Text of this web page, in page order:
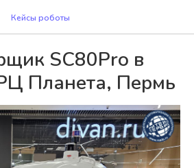
Кейсы роботы
SC80Pro в
Планета, Пермь